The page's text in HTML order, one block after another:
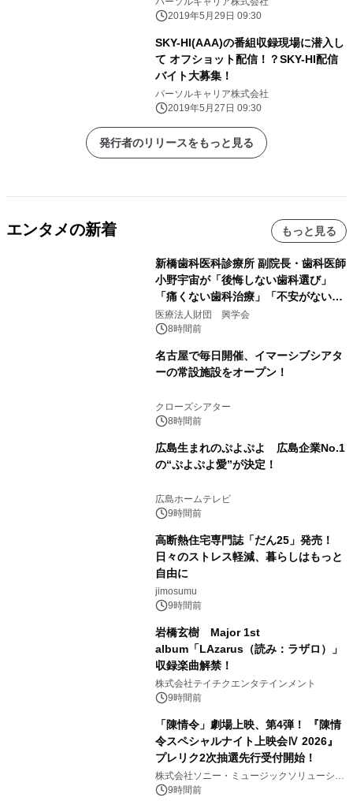
2019年5月29日 09:30
SKY-HI(AAA)の番組収録現場に潜入し
て オフショット配信！？SKY-HI配信
バイト大募集！
パーソルキャリア株式会社
2019年5月27日 09:30
発行者のリリースをもっと見る
エンタメの新着 もっと見る
新橋歯科医科診療所 副院長・歯科医師
小野宇宙が「後悔しない歯科選び」
「痛くない歯科治療」「不安がない治
療計画」をテーマに専門監修
医療法人財団 興学会
8時間前
名古屋で毎日開催、イマーシブシアタ
ーの常設施設をオープン！
クローズシアター
8時間前
広島生まれのぷよぷよ 広島企業No.1
の“ぷよぷよ愛”が決定！
広島ホームテレビ
9時間前
高断熱住宅専門誌「だん25」発売！
日々のストレス軽減、暮らしはもっと
自由に
jimosumu
9時間前
岩橋玄樹 Major 1st
album「LAzarus（読み：ラザロ）」
収録楽曲解禁！
株式会社テイチクエンタテインメント
9時間前
「陳情令」劇場上映、第4弾！ 『陳情
令スペシャルナイト上映会Ⅳ 2026』
プレリク2次抽選先行受付開始！
株式会社ソニー・ミュージックソリューショ
ンズ9時間前